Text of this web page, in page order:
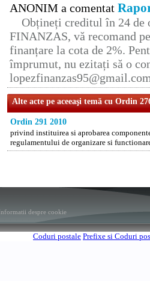
ANONIM a comentat
Obțineți creditul în 24 de
FINANZAS, vă recomand
finanțare la cota de 2%.
împrumut, nu ezitați să o
Alte acte pe aceeaşi temă cu Ordin
Ordin 291 2010
privind instituirea si aprobarea
regulamentului de organizare si
Informatii despre cookie
Coduri postale Prefixe si Coduri